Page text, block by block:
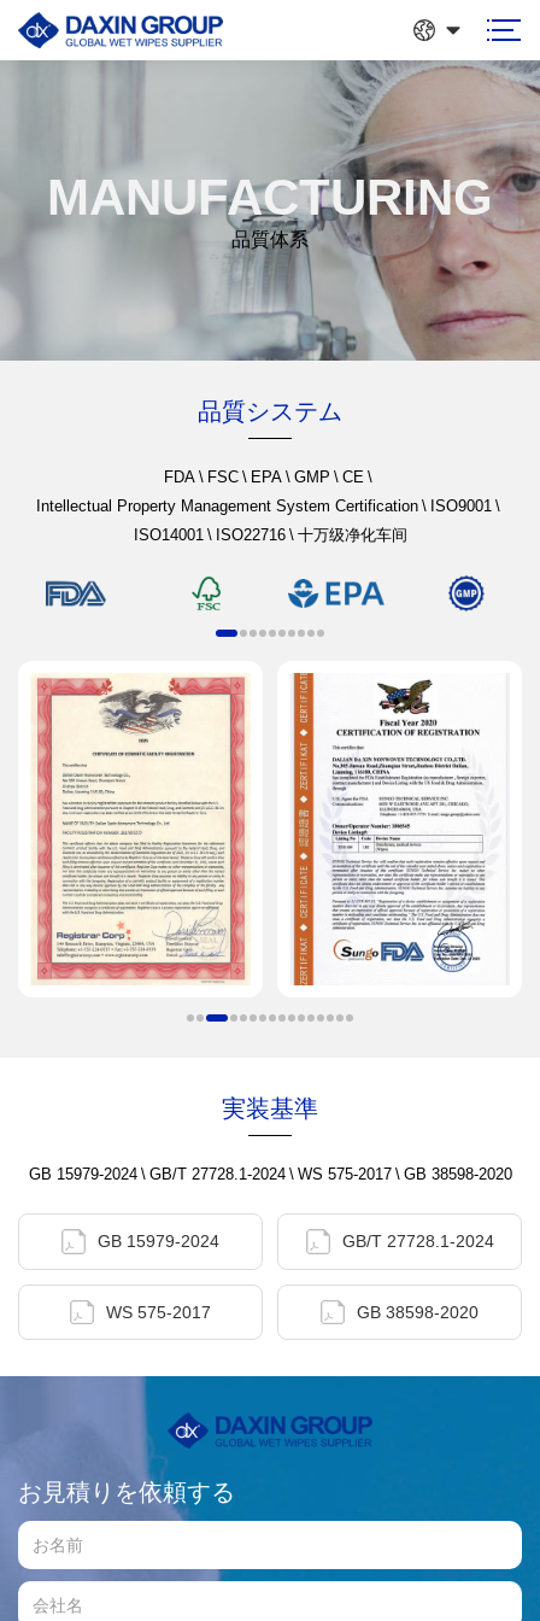
MANUFACTURING
品質体系
品質システム
FDA \ FSC \ EPA \ GMP \ CE \
Intellectual Property Management System Certification \ ISO9001 \
ISO14001 \ ISO22716 \ 十万级净化车间
実装基準
GB 15979-2024 \ GB/T 27728.1-2024 \ WS 575-2017 \ GB 38598-2020
GB 15979-2024 GB/T 27728.1-2024
WS 575-2017 GB 38598-2020
お見積りを依頼する